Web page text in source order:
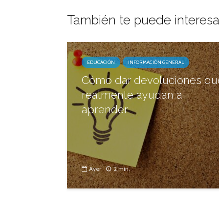
También te puede
EDUCACIÓN INFORMACIÓN GENERAL
Cómo dar devoluciones
realmente ayudan a
aprender
Ayer 2 min.